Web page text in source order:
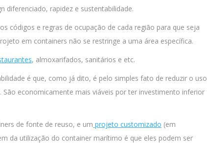
diferenciado, rapidez e sustentabilidade.
códigos e regras de ocupação de cada região para que seja
em containers não se restringe a uma área específica.
, almoxarifados, sanitários e etc.
é que, como já dito, é pelo simples fato de reduzir o uso
economicamente mais viáveis por ter investimento inferior
de fonte de reuso, e um projeto customizado (em
da utilização do container marítimo é que eles podem ser